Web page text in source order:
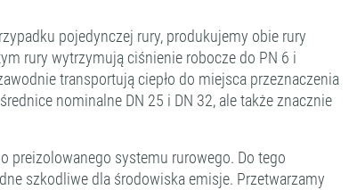
pojedynczej rury, produkujemy obie rury
rury wytrzymują ciśnienie robocze do PN 6 i
transportują ciepło do miejsca przeznaczenia
nominalne DN 25 i DN 32, ale także znacznie
preizolowanego systemu rurowego. Do tego
szkodliwe dla środowiska emisje. Przetwarzamy